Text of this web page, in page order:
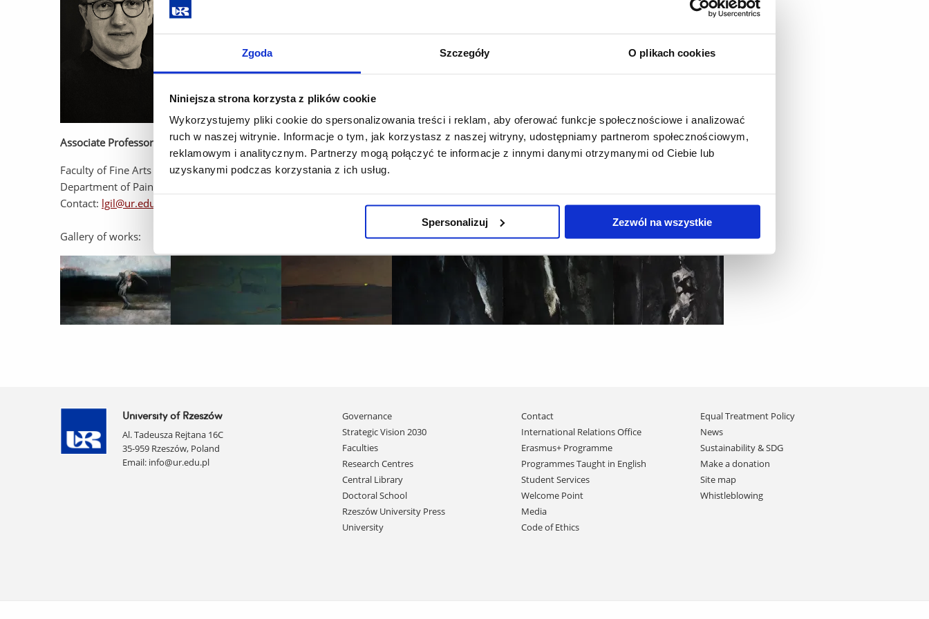
Zgoda Szczegóły O plikach cookies
Niniejsza strona korzysta z plików cookie
Wykorzystujemy pliki cookie do spersonalizowania treści i reklam, aby oferować funkcje społecznościowe i analizować
ruch w naszej witrynie. Informacje o tym, jak korzystasz z naszej witryny, udostępniamy partnerom społecznościowym,
reklamowym i analitycznym. Partnerzy mogą połączyć te informacje z innymi danymi otrzymanymi od Ciebie lub
uzyskanymi podczas korzystania z ich usług.
Spersonalizuj Zezwól na wszystkie
Associate Professors Łukasz Gil
Faculty of Fine Arts
Department of Painting
Contact: lgil@ur.edu.pl
Gallery of works:
University of Rzeszów
Al. Tadeusza Rejtana 16C
35-959 Rzeszów, Poland
Email: info@ur.edu.pl
Skip
navigation
Governance
Strategic Vision 2030
Faculties
Research Centres
Central Library
Doctoral School
Rzeszów University Press
University
Contact
International Relations Office
Erasmus+ Programme
Programmes Taught in English
Student Services
Welcome Point
Media
Code of Ethics
Equal Treatment Policy
News
Sustainability & SDG
Make a donation
Site map
Whistleblowing